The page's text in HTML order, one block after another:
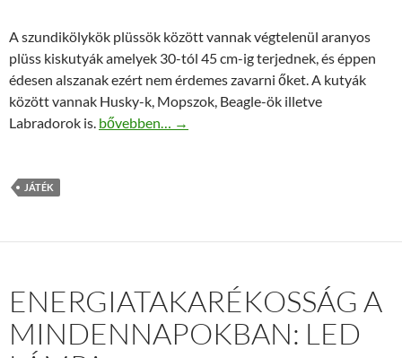
A szundikölykök plüssök között vannak végtelenül aranyos
plüss kiskutyák amelyek 30-tól 45 cm-ig terjednek, és éppen
édesen alszanak ezért nem érdemes zavarni őket. A kutyák
között vannak Husky-k, Mopszok, Beagle-ök illetve
Labradorok is. Szundikölykök plüss jó áron
bővebben… →
JÁTÉK
ENERGIATAKARÉKOSSÁG A
MINDENNAPOKBAN: LED